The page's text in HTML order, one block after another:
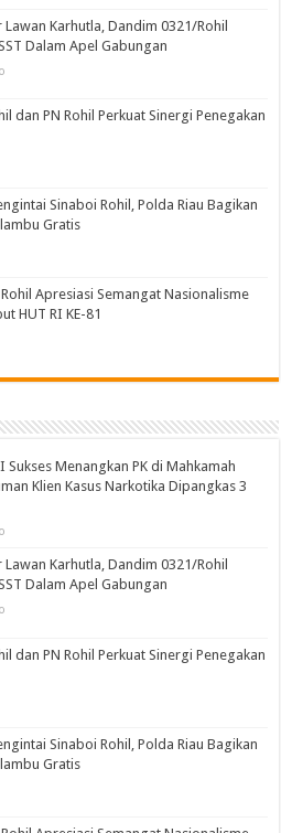
Lawan Karhutla, Dandim 0321/Rohil
Dalam Apel Gabungan
dan PN Rohil Perkuat Sinergi Penegakan
Sinaboi Rohil, Polda Riau Bagikan
Gratis
Apresiasi Semangat Nasionalisme
HUT RI KE-81
Sukses Menangkan PK di Mahkamah
Klien Kasus Narkotika Dipangkas 3
Lawan Karhutla, Dandim 0321/Rohil
Dalam Apel Gabungan
dan PN Rohil Perkuat Sinergi Penegakan
Sinaboi Rohil, Polda Riau Bagikan
Gratis